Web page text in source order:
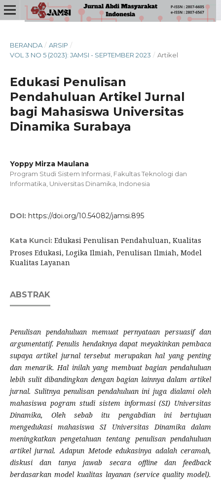
BERANDA / ARSIP /
VOL 3 NO 5 (2023): JAMSI - SEPTEMBER 2023 / Artikel
Edukasi Penulisan
Pendahuluan Artikel Jurnal
bagi Mahasiswa Universitas
Dinamika Surabaya
Yoppy Mirza Maulana
Program Studi Sistem Informasi, Fakultas Teknologi dan
Informatika, Universitas Dinamika, Indonesia
DOI: https://doi.org/10.54082/jamsi.895
Kata Kunci: Edukasi Penulisan Pendahuluan, Kualitas
Proses Edukasi, Logika Ilmiah, Penulisan Ilmiah, Model
Kualitas Layanan
ABSTRAK
Penulisan pendahuluan memuat pernyataan persuasif dan
argumentatif. Penulis hendaknya dapat meyakinkan pembaca
supaya artikel jurnal tersebut merupakan hal yang penting
dan menarik. Hal inilah yang membuat bagian pendahuluan
lebih sulit dibandingkan dengan bagian lainnya dalam artikel
jurnal. Sulitnya penulisan pendahuluan ini juga dialami oleh
mahasiswa pogram studi sistem informasi (SI) Universitas
Dinamika, Oleh sebab itu pengabdian ini bertujuan
mengedukasi mahasiswa SI Universitas Dinamika dalam
meningkatkan pengetahuan tentang penulisan pendahuluan
artikel jurnal. Adapun Metode edukasinya adalah ceramah,
diskusi dan tanya jawab secara offline dan feedback
berdasarkan model kualitas layanan (service quality model).